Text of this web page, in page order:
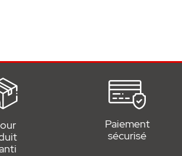
Paiement
sécurisé